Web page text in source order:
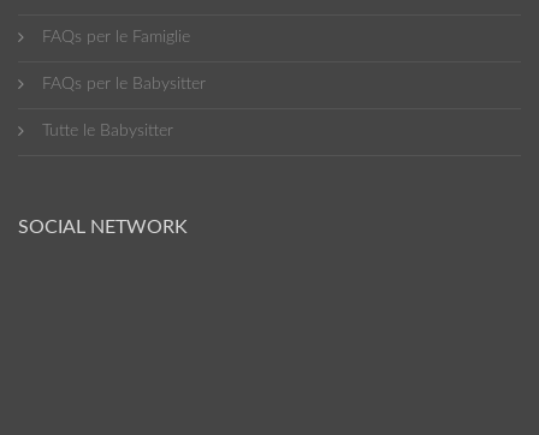
FAQs per le Famiglie
FAQs per le Babysitter
Tutte le Babysitter
SOCIAL NETWORK